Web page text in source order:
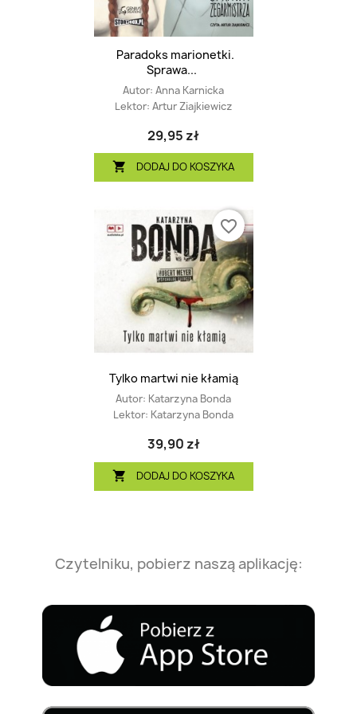
Paradoks marionetki.
Sprawa...
Autor: Anna Karnicka
Lektor: Artur Ziajkiewicz
29,95 zł
 DODAJ DO KOSZYKA
Tylko martwi nie kłamią
Autor: Katarzyna Bonda
Lektor: Katarzyna Bonda
39,90 zł
 DODAJ DO KOSZYKA
favorite_border
Czytelniku, pobierz naszą aplikację: